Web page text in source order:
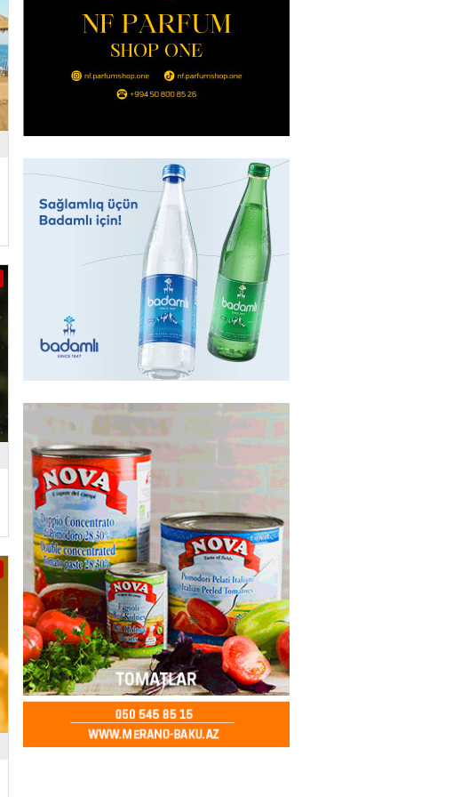
07.08.2026- 14:00
Mişustin avtomobildə Paşinyana nə
Prezidentdən Abel Məhərrəmovun oğlu
ilə bağlı SƏRƏNCAM
88
Prezidentdən Xəzər Fərhadov ilə bağlı
SƏRƏNCAM
07.08.2026- 13:15 69
Azərbaycanda Media və Yayım Şurası
yaradıldı
07.08.2026- 13:00
GÜNDƏM
Aytən Abdullayevaya yüksək vəzifə
verildi
07.08.2026- 12:45 88
GÜNDƏM
Paşinyan İssık-Kul gölündən gəzinti
videosunu paylaşıb
07.08.2026- 12:30 66
Sabunçu rayonunda 70 min manat